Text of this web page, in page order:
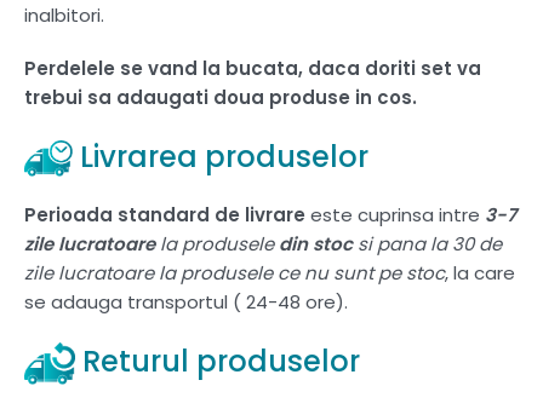
inalbitori.
Perdelele se vand la bucata, daca doriti set va
trebui sa adaugati doua produse in cos.
Livrarea produselor
Perioada standard de livrare este cuprinsa intre 3-7
zile lucratoarela produseledin stocsi pana la 30 de
zile lucratoare la produsele ce nu sunt pe stoc, la care
se adauga transportul ( 24-48 ore).
Returul produselor